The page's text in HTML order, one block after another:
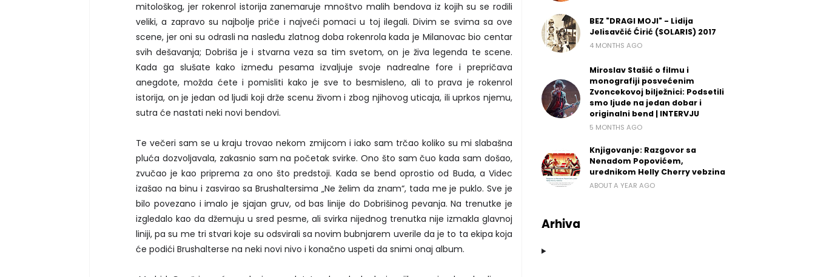
mitološkog, jer rokenrol istorija zanemaruje mnoštvo malih bendova iz kojih su se rodili
veliki, a zapravo su najbolje priče i najveći pomaci u toj ilegali. Divim se svima sa ove
scene, jer oni su odrasli na nasleđu zlatnog doba rokenrola kada je Milanovac bio centar
svih dešavanja; Dobriša je i stvarna veza sa tim svetom, on je živa legenda te scene.
Kada ga slušate kako između pesama izvaljuje svoje nadrealne fore i prepričava
anegdote, možda ćete i pomisliti kako je sve to besmisleno, ali to prava je rokenrol
istorija, on je jedan od ljudi koji drže scenu živom i zbog njihovog uticaja, ili uprkos njemu,
sutra će nastati neki novi bendovi.
Te večeri sam se u kraju trovao nekom zmijcom i iako sam trčao koliko su mi slabašna
pluća dozvoljavala, zakasnio sam na početak svirke. Ono što sam čuo kada sam došao,
zvučao je kao priprema za ono što predstoji. Kada se bend oprostio od Buda, a Videc
izašao na binu i zasvirao sa Brushaltersima „Ne želim da znam“, tada me je puklo. Sve je
bilo povezano i imalo je sjajan gruv, od bas linije do Dobrišinog pevanja. Na trenutke je
izgledalo kao da džemuju u sred pesme, ali svirka nijednog trenutka nije izmakla glavnoj
liniji, pa su me tri stvari koje su odsvirali sa novim bubnjarem uverile da je to ta ekipa koja
će podići Brushalterse na neki novi nivo i konačno uspeti da snimi onaj album.
BEZ "DRAGI MOJI" - Lidija
Jelisavčić Ćirić (SOLARIS) 2017
4 MONTHS AGO
Miroslav Stašić o filmu i
monografiji posvećenim
Zvoncekovoj bilježnici: Podsetili
smo ljude na jedan dobar i
originalni bend | INTERVJU
5 MONTHS AGO
Knjigovanje: Razgovor sa
Nenadom Popovićem,
urednikom Helly Cherry vebzina
ABOUT A YEAR AGO
Arhiva